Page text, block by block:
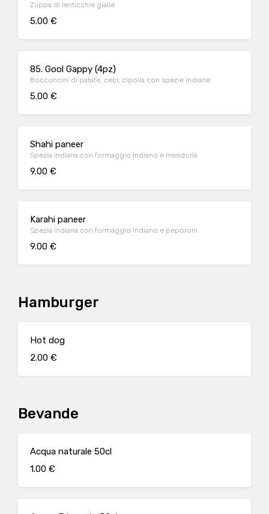
Zuppa di lenticchie gialle
5.00 €
85. Gool Gappy (4pz)
Bocconcini di patate, ceci, cipolla con spezie indiane
5.00 €
Shahi paneer
Spezia indiana con formaggio indiano e mandorla
9.00 €
Karahi paneer
Spezia indiana con formaggio indiano e peporoni
9.00 €
Hamburger
Hot dog
2.00 €
Bevande
Acqua naturale 50cl
1.00 €